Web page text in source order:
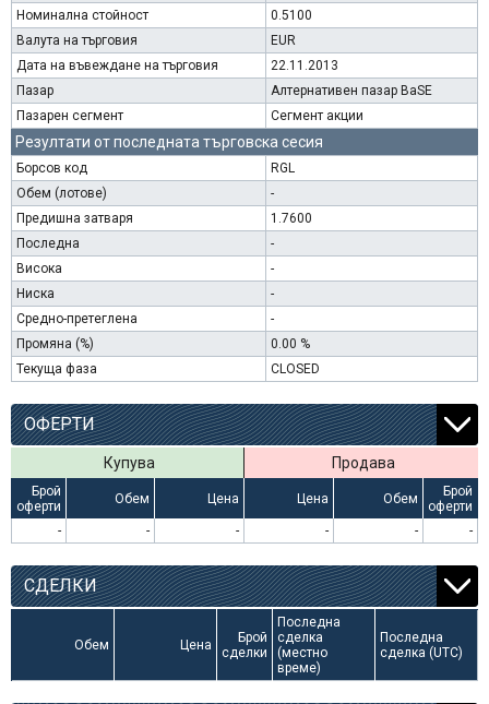
Номинална стойност
0.5100
Валута на търговия
EUR
Дата на въвеждане на търговия
22.11.2013
Пазар
Алтернативен пазар BaSE
Пазарен сегмент
Сегмент акции
Резултати от последната търговска сесия
Борсов код
RGL
Обем (лотове)
-
Предишна затваря
1.7600
Последна
-
Висока
-
Ниска
-
Средно-претеглена
-
Промяна (%)
0.00 %
Текуща фаза
CLOSED
ОФЕРТИ
Купува Продава
Брой
оферти
Обем Цена Цена Обем
Брой
оферти
-
- - - - -
СДЕЛКИ
Обем Цена
Брой
сделки
Последна
сделка
(местно
време)
Последна
сделка (UTC)